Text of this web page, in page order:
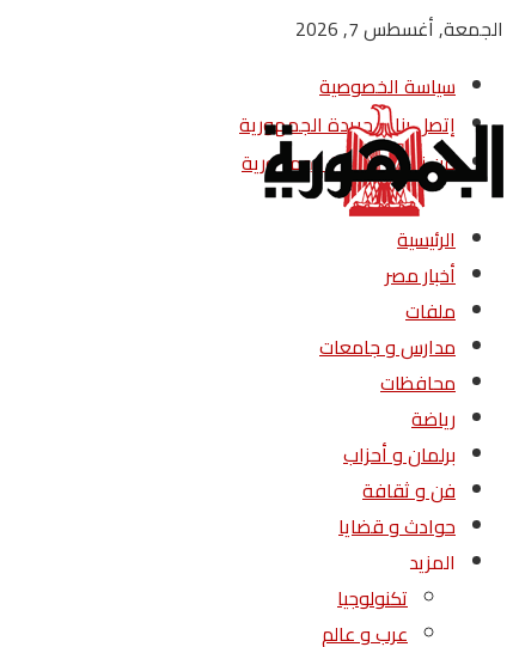
الجمعة, أغسطس 7, 2026
سياسة الخصوصية
إتصل بنا – جريدة الجمهورية
من نحن – جريدة الجمهورية
الرئيسية
أخبار مصر
ملفات
مدارس و جامعات
محافظات
رياضة
برلمان و أحزاب
فن و ثقافة
حوادث و قضايا
المزيد
تكنولوجيا
عرب و عالم